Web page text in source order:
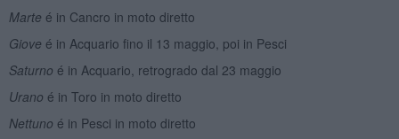
Marte é in Cancro in moto diretto
Giove é in Acquario fino il 13 maggio, poi in Pesci
Saturno é in Acquario, retrogrado dal 23 maggio
Urano é in Toro in moto diretto
Nettuno é in Pesci in moto diretto